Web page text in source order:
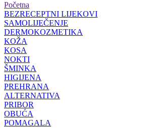
Početna
BEZRECEPTNI LIJEKOVI
SAMOLIJEČENJE
DERMOKOZMETIKA
KOŽA
KOSA
NOKTI
ŠMINKA
HIGIJENA
PREHRANA
ALTERNATIVA
PRIBOR
OBUĆA
POMAGALA